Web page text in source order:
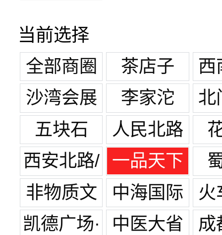
当前选择
全部商圈
茶店子
西
沙湾会展
中心
李家沱
北
五块石
人民北路
西安北路/
宽窄巷子
一品天下
非物质文
化遗产
中海国际
火
凯德广场·
中医大省
成